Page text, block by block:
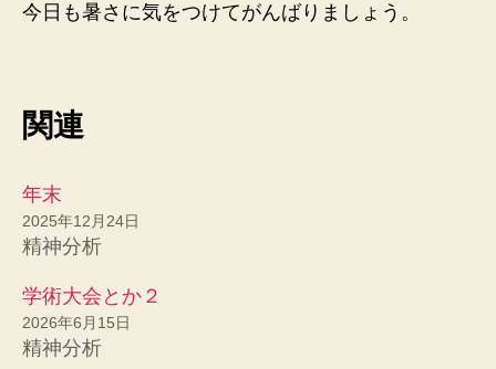
今日も暑さに気をつけてがんばりましょう。
関連
年末
2025年12月24日
精神分析
学術大会とか２
2026年6月15日
精神分析